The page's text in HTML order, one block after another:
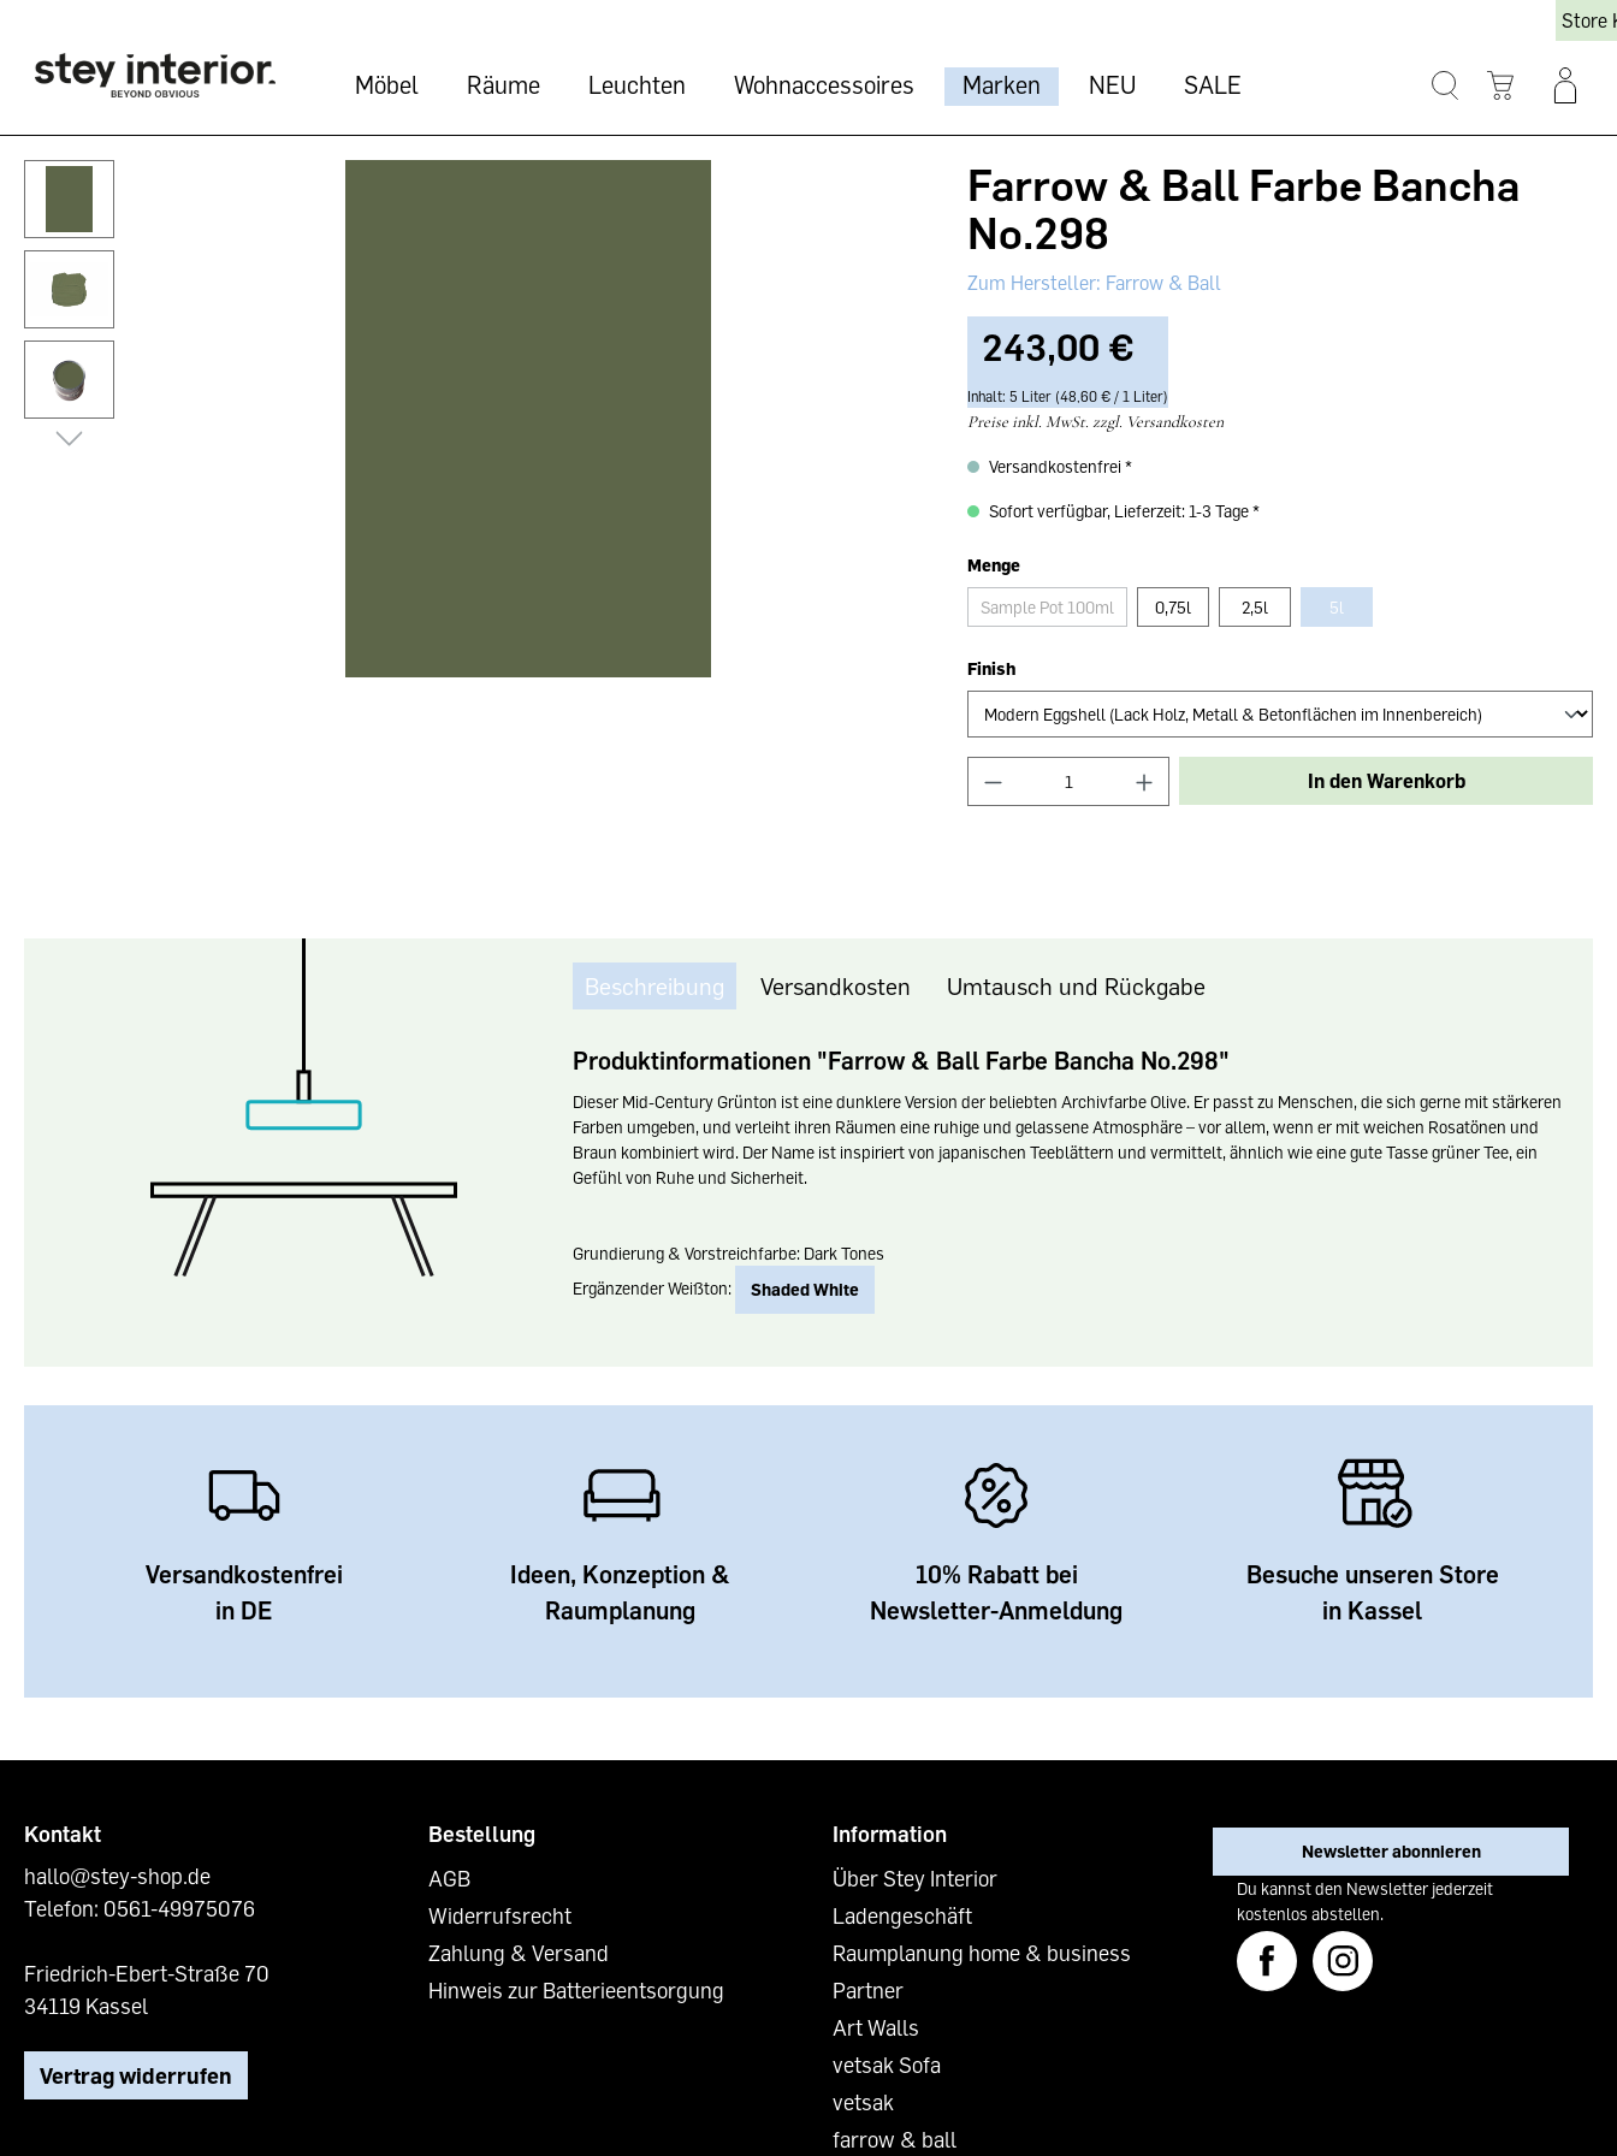
Store
Möbel Räume Leuchten Wohnaccessoires Marken NEU SALE
Farrow & Ball Farbe Bancha
No.298
Farrow & Ball
243,00 €‎
Inhalt: 5 Liter (48,60 €‎ / 1 Liter)
Preise inkl. MwSt. zzgl. Versandkosten
Versandkostenfrei
Sofort verfügbar, Lieferzeit: 1-3 Tage
Menge
Sample Pot 100ml 0,75l 2,5l 5l
Finish
In den Warenkorb
Beschreibung Versandkosten Umtausch und Rückgabe
Produktinformationen "Farrow & Ball Farbe Bancha No.298"
Dieser Mid-Century Grünton ist eine dunklere Version der beliebten Archivfarbe Olive. Er passt zu Menschen, die sich gerne mit stärkeren
Farben umgeben, und verleiht ihren Räumen eine ruhige und gelassene Atmosphäre – vor allem, wenn er mit weichen Rosatönen und
Braun kombiniert wird. Der Name ist inspiriert von japanischen Teeblättern und vermittelt, ähnlich wie eine gute Tasse grüner Tee, ein
Gefühl von Ruhe und Sicherheit.
Grundierung & Vorstreichfarbe: Dark Tones
Ergänzender Weißton:
Shaded White
Versandkostenfrei
in DE
Ideen, Konzeption &
Raumplanung
10% Rabatt bei
Newsletter-Anmeldung
Besuche unseren Store
in Kassel
Kontakt
hallo@stey-shop.de
Telefon: 0561-49975076
Friedrich-Ebert-Straße 70
34119 Kassel
Vertrag widerrufen
Bestellung
AGB
Widerrufsrecht
Zahlung & Versand
Hinweis zur Batterieentsorgung
Information
Über Stey Interior
Ladengeschäft
Raumplanung home & business
Partner
Art Walls
vetsak Sofa
vetsak
farrow & ball
Newsletter abonnieren
Du kannst den Newsletter jederzeit
kostenlos abstellen.